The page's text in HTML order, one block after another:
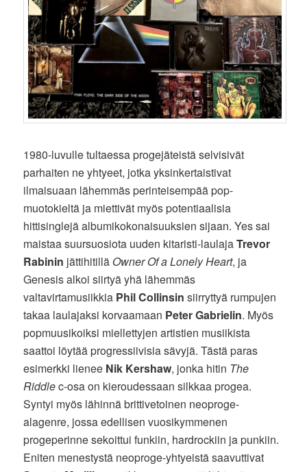
1980-luvulle tultaessa progejäteistä selvisivät
parhaiten ne yhtyeet, jotka yksinkertaistivat
ilmaisuaan lähemmäs perinteisempää pop-
muotokieltä ja miettivät myös potentiaalisia
hittisinglejä albumikokonaisuuksien sijaan. Yes sai
maistaa suursuosiota uuden kitaristi-laulajaTrevor
Rabinin jättihitillä Owner Of a Lonely Heart, ja
Genesis alkoi siirtyä yhä lähemmäs
valtavirtamusiikkia Phil Collinsin siirryttyä rumpujen
takaa laulajaksi korvaamaan Peter Gabrielin. Myös
popmuusikoiksi miellettyjen artistien musiikista
saattoi löytää progressiivisia sävyjä. Tästä paras
esimerkki lienee Nik Kershaw, jonka hitin The
Riddlec-osa on kieroudessaan silkkaa progea.
Syntyi myös lähinnä brittivetoinen neoproge-
alagenre, jossa edellisen vuosikymmenen
progeperinne sekoittui funkiin, hardrockiin ja punkiin.
Eniten menestystä neoproge-yhtyeistä saavuttivat